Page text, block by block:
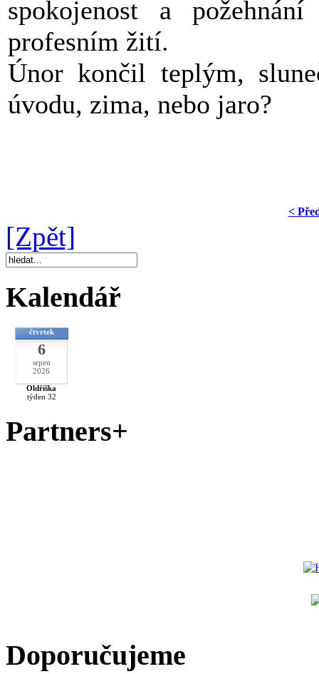
spokojenost a
profesním žití.
Únor končil teplým,
úvodu, zima, nebo jaro?
<
[Zpět]
Kalendář
čtvrtek
6
srpen
2026
Oldřiška
týden 32
Partners+
Doporučujeme